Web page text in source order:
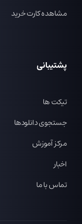
مشاهده کارت خرید
پشتیبانی
تیکت ها
جستجوی دانلودها
مرکز آموزش
اخبار
تماس با ما